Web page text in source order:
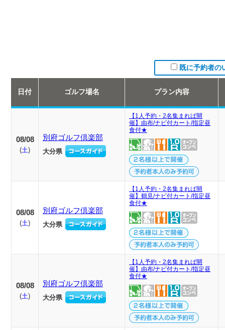
既に予約者の
日付 ゴルフ場名 プラン内容
08/08
(土)
別府ゴルフ倶楽部
大分県
【1人予約・2名集まれば開
催】由布/ナビ付カート/指定昼
食付★
08/08
(土)
別府ゴルフ倶楽部
大分県
【1人予約・2名集まれば開
催】鶴見/ナビ付カート/指定昼
食付★
08/08
(土)
別府ゴルフ倶楽部
大分県
【1人予約・2名集まれば開
催】由布/ナビ付カート/指定昼
食付★